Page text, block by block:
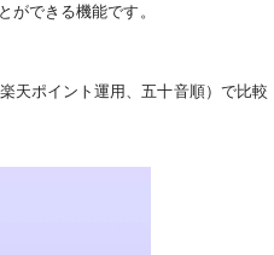
できる機能です。
ポイント運用、五十音順）で比